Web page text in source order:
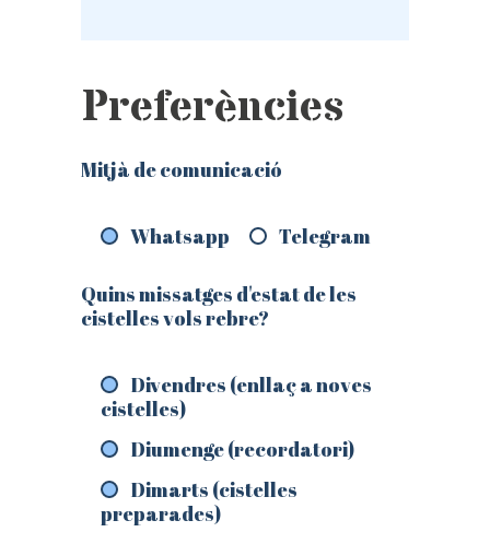
Preferències
Mitjà de comunicació
Whatsapp Telegram
Quins missatges d'estat de les
cistelles vols rebre?
Divendres (enllaç a noves
cistelles)
Diumenge (recordatori)
Dimarts (cistelles
preparades)